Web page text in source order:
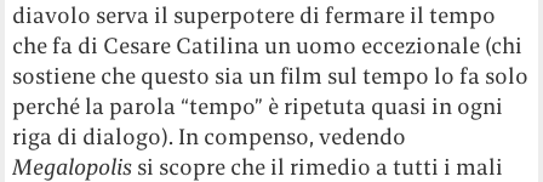
diavolo serva il superpotere di fermare il tempo
che fa di Cesare Catilina un uomo eccezionale (chi
sostiene che questo sia un film sul tempo lo fa solo
perché la parola “tempo” è ripetuta quasi in ogni
riga di dialogo). In compenso, vedendo
Megalopolis si scopre che il rimedio a tutti i mali